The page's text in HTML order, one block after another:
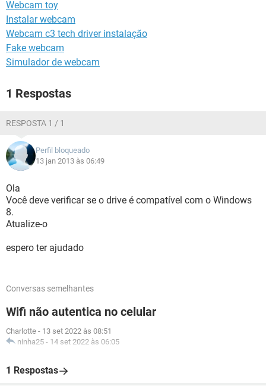
Webcam toy
Instalar webcam
Webcam c3 tech driver instalação
Fake webcam
Simulador de webcam
1 Respostas
RESPOSTA 1 / 1
Perfil bloqueado
13 jan 2013 às 06:49
Ola
Você deve verificar se o drive é compatível com o Windows
8.
Atualize-o
espero ter ajudado
Conversas semelhantes
Wifi não autentica no celular
Charlotte - 13 set 2022 às 08:51
ninha25 - 14 set 2022 às 06:05
1 Respostas